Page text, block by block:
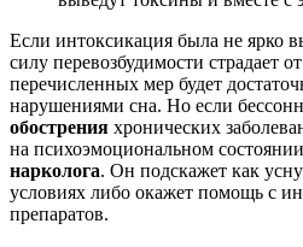
Если интоксикация была не ярко
силу перевозбудимости страдает
перечисленных мер будет
нарушениями сна. Но если
обострения хронических
на психоэмоциональном
нарколога. Он подскажет как
условиях либо окажет помощь с
препаратов.